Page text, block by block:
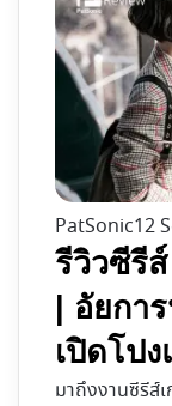
PatSonic12
รีวิวซีรี
| อัยกา
เปิดโป
มาถึงงานซีรีส์